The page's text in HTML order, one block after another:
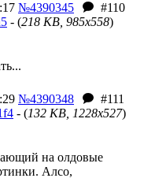
№4390345
#110
- (218 KB, 985x558)
№4390348
#111
- (132 KB, 1228x527)
на олдовые
Алсо,